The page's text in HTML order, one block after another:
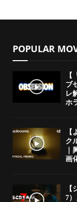
POPULAR
ブ
レ
ホ
ク
画
7